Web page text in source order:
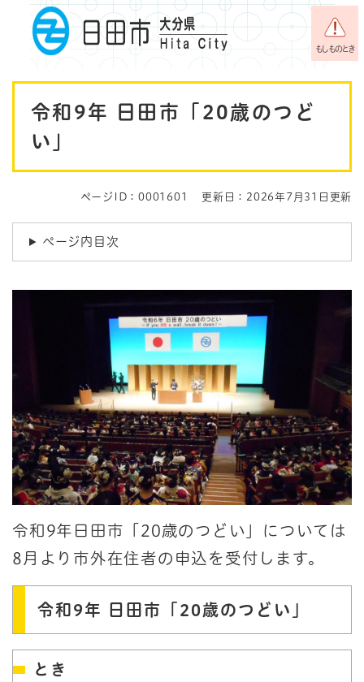
メニューを飛ばして本文へ
もしものとき
令和9年 日田市「20歳のつど
い」
ページID：0001601 更新日：2026年7月31日更新
ページ内目次
令和9年日田市「20歳のつどい」については
8月より市外在住者の申込を受付します。
令和9年 日田市「20歳のつどい」
とき